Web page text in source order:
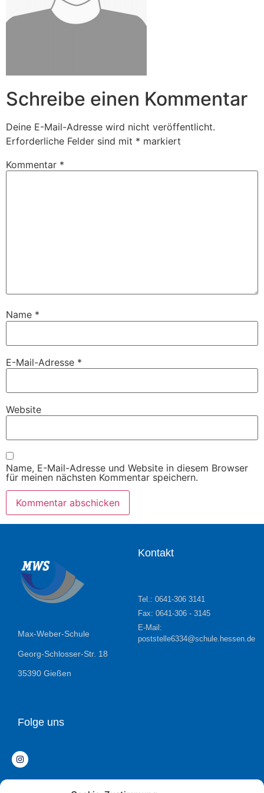
Schreibe einen Kommentar
Deine E-Mail-Adresse wird nicht veröffentlicht.
Erforderliche Felder sind mit * markiert
Kommentar *
Name *
E-Mail-Adresse *
Website
Name, E-Mail-Adresse und Website in diesem Browser
für meinen nächsten Kommentar speichern.
Max-Weber-Schule
Georg-Schlosser-Str. 18
35390 Gießen
Kontakt
Tel.: 0641-306 3141
Fax: 0641-306 - 3145
E-Mail:
poststelle6334@schule.hessen.de
Folge uns